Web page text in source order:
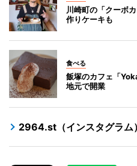
川崎町の「クーボ
作りケーキも
食べる
飯塚のカフェ「
地元で開業
2964.st（インスタグラム）